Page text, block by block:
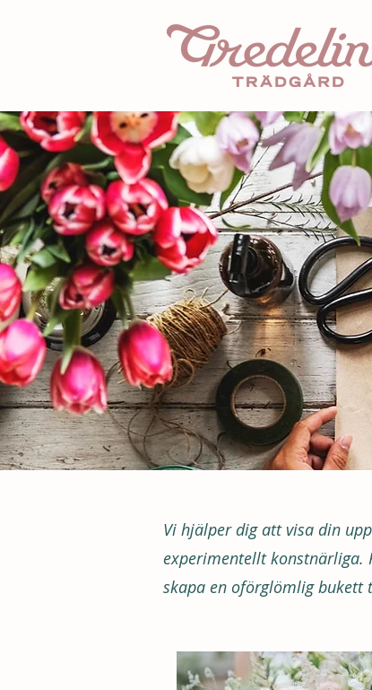
Vi hjälper dig att visa din
experimentellt
skapa en oförglömlig bukett